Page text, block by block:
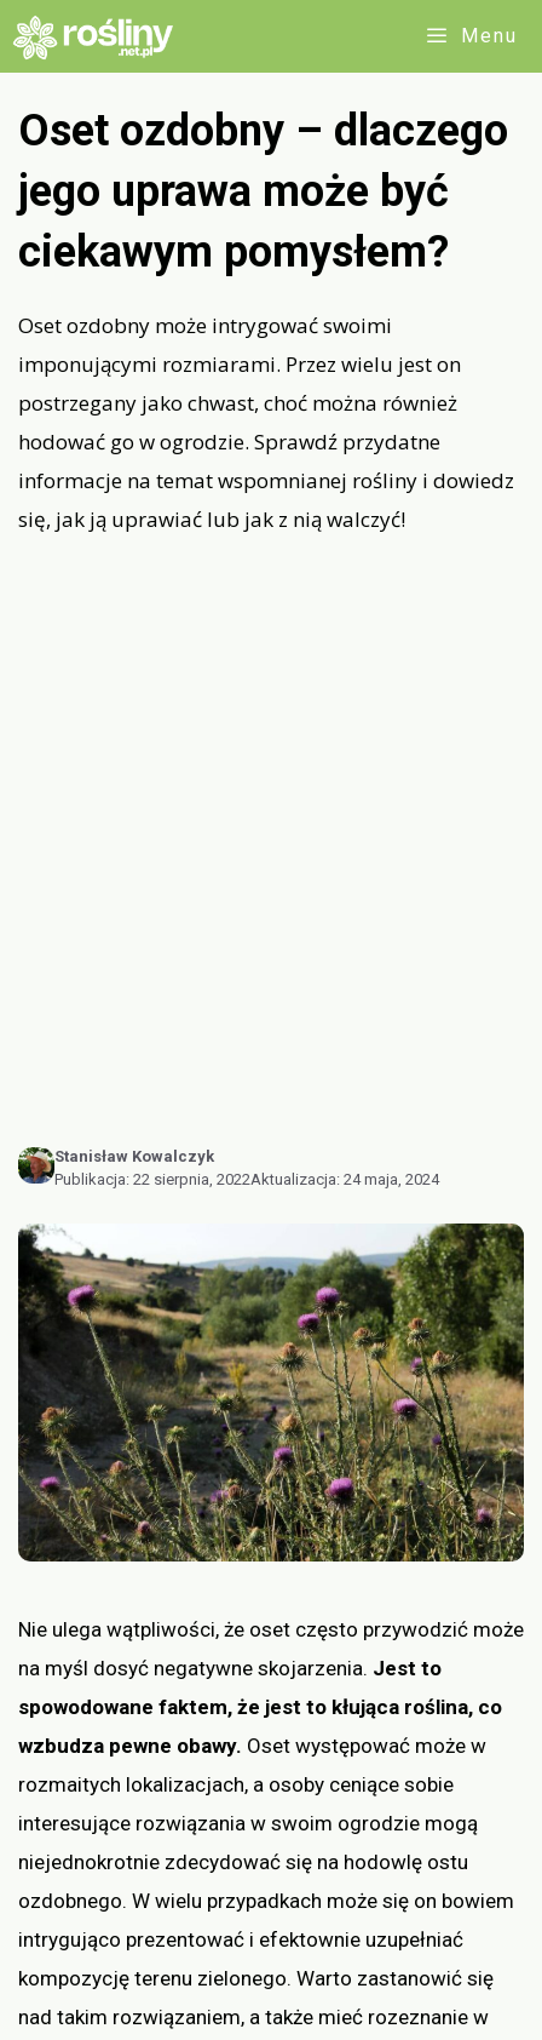
Przejdź
do
Menu
Oset ozdobny – dlaczego
jego uprawa może być
ciekawym pomysłem?
Oset ozdobny może intrygować swoimi
imponującymi rozmiarami. Przez wielu jest on
postrzegany jako chwast, choć można również
hodować go w ogrodzie. Sprawdź przydatne
informacje na temat wspomnianej rośliny i dowiedz
się, jak ją uprawiać lub jak z nią walczyć!
Stanisław Kowalczyk
Publikacja: 22 sierpnia, 2022Aktualizacja: 24 maja, 2024
Nie ulega wątpliwości, że oset często przywodzić może
na myśl dosyć negatywne skojarzenia. Jest to
spowodowane faktem, że jest to kłująca roślina, co
wzbudza pewne obawy. Oset występować może w
rozmaitych lokalizacjach, a osoby ceniące sobie
interesujące rozwiązania w swoim ogrodzie mogą
niejednokrotnie zdecydować się na hodowlę ostu
ozdobnego. W wielu przypadkach może się on bowiem
intrygująco prezentować i efektownie uzupełniać
kompozycję terenu zielonego. Warto zastanowić się
nad takim rozwiązaniem, a także mieć rozeznanie w